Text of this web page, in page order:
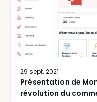
29 sept. 2021
Présentation de
révolution du